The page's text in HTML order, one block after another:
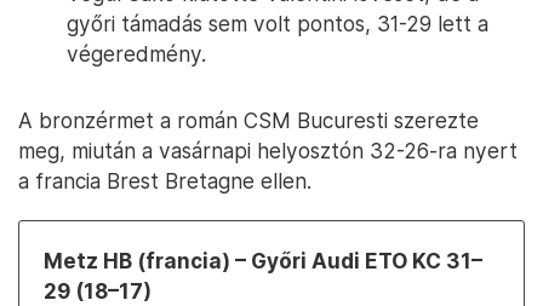
győri támadás sem volt pontos, 31-29 lett a
végeredmény.
A bronzérmet a román CSM Bucuresti szerezte
meg, miután a vasárnapi helyosztón 32-26-ra nyert
a francia Brest Bretagne ellen.
Metz HB (francia) – Győri Audi ETO KC 31–
29 (18–17)